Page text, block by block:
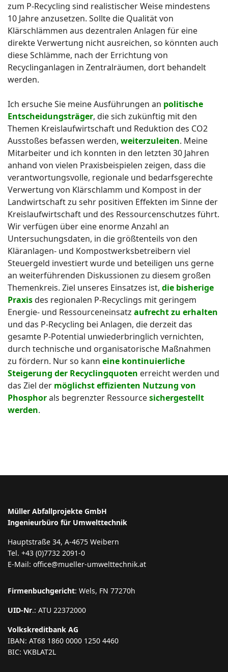
zum P-Recycling sind realistischer Weise mindestens
10 Jahre anzusetzen. Sollte die Qualität von
Klärschlämmen aus dezentralen Anlagen für eine
direkte Verwertung nicht ausreichen, so könnten auch
diese Schlämme, nach der Errichtung von
Recyclinganlagen in Zentralräumen, dort behandelt
werden.
Ich ersuche Sie meine Ausführungen an politische
Entscheidungsträger, die sich zukünftig mit den
Themen Kreislaufwirtschaft und Reduktion des CO2
Ausstoßes befassen werden, weiterzuleiten. Meine
Mitarbeiter und ich konnten in den letzten 30 Jahren
anhand von vielen Praxisbeispielen zeigen, dass die
verantwortungsvolle, regionale und bedarfsgerechte
Verwertung von Klärschlamm und Kompost in der
Landwirtschaft zu sehr positiven Effekten im Sinne der
Kreislaufwirtschaft und des Ressourcenschutzes führt.
Wir verfügen über eine enorme Anzahl an
Untersuchungsdaten, in die größtenteils von den
Kläranlagen- und Kompostwerksbetreibern viel
Steuergeld investiert wurde und beteiligen uns gerne
an weiterführenden Diskussionen zu diesem großen
Themenkreis. Ziel unseres Einsatzes ist, die bisherige
Praxisdes regionalen P-Recyclings mit geringem
Energie- und Ressourceneinsatz aufrecht zu erhalten
und das P-Recycling bei Anlagen, die derzeit das
gesamte P-Potential unwiederbringlich vernichten,
durch technische und organisatorische Maßnahmen
zu fördern. Nur so kann eine kontinuierliche
Steigerung der Recyclingquoten erreicht werden und
das Ziel der möglichst effizienten Nutzung von
Phosphorals begrenzter Ressourcesichergestellt
werden.
Müller Abfallprojekte GmbH
Ingenieurbüro für Umwelttechnik
Hauptstraße 34, A-4675 Weibern
Tel. +43 (0)7732 2091-0
E-Mail: office@mueller-umwelttechnik.at
Firmenbuchgericht: Wels, FN 77270h
UID-Nr.: ATU 22372000
Volkskreditbank AG
IBAN: AT68 1860 0000 1250 4460
BIC: VKBLAT2L